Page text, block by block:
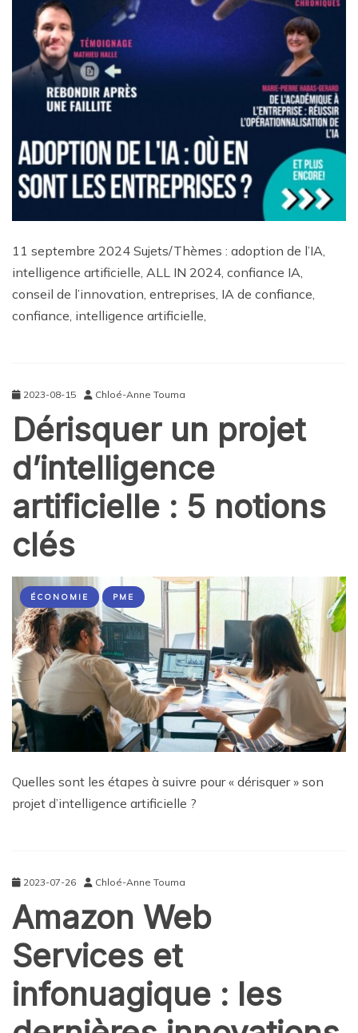
11 septembre 2024 Sujets/Thèmes : adoption de l’IA,
intelligence artificielle, ALL IN 2024, confiance IA,
conseil de l’innovation, entreprises, IA de confiance,
confiance, intelligence artificielle,
2023-08-15 Chloé-Anne Touma
Dérisquer un projet
d’intelligence
artificielle : 5 notions
clés
ÉCONOMIE PME
Quelles sont les étapes à suivre pour « dérisquer » son
projet d’intelligence artificielle ?
2023-07-26 Chloé-Anne Touma
Amazon Web
Services et
infonuagique : les